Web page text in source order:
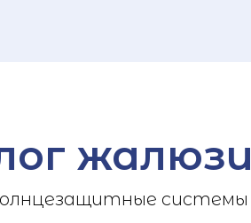
жалюзи
системы